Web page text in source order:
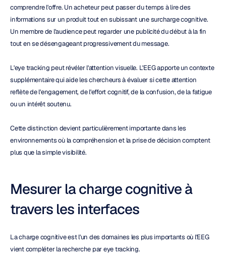
comprendre l'offre. Un acheteur peut passer du temps à lire des
informations sur un produit tout en subissant une surcharge cognitive.
Un membre de l'audience peut regarder une publicité du début à la fin
tout en se désengageant progressivement du message.
L'eye tracking peut révéler l'attention visuelle. L'EEG apporte un contexte
supplémentaire qui aide les chercheurs à évaluer si cette attention
reflète de l'engagement, de l'effort cognitif, de la confusion, de la fatigue
ou un intérêt soutenu.
Cette distinction devient particulièrement importante dans les
environnements où la compréhension et la prise de décision comptent
plus que la simple visibilité.
Mesurer la charge cognitive à
travers les interfaces
La charge cognitive est l'un des domaines les plus importants où l'EEG
vient compléter la recherche par eye tracking.